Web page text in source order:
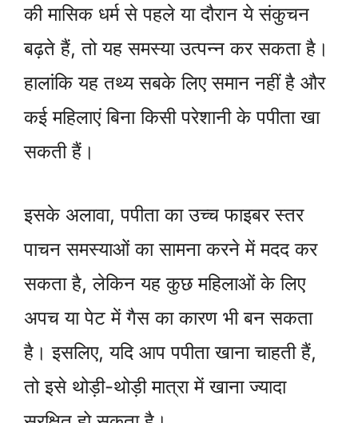
की मासिक धर्म से पहले या दौरान ये संकुचन
बढ़ते हैं, तो यह समस्या उत्पन्न कर सकता है।
हालांकि यह तथ्य सबके लिए समान नहीं है और
कई महिलाएं बिना किसी परेशानी के पपीता खा
सकती हैं।
इसके अलावा, पपीता का उच्च फाइबर स्तर
पाचन समस्याओं का सामना करने में मदद कर
सकता है, लेकिन यह कुछ महिलाओं के लिए
अपच या पेट में गैस का कारण भी बन सकता
है। इसलिए, यदि आप पपीता खाना चाहती हैं,
तो इसे थोड़ी-थोड़ी मात्रा में खाना ज्यादा